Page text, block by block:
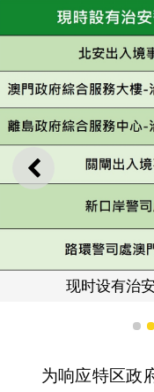
上一则
现时设有治
1 2
为响应特区政